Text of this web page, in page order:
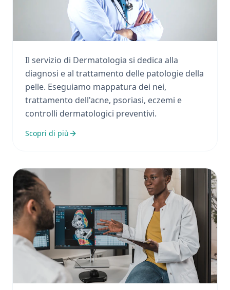
Dermatologia
Il servizio di Dermatologia si dedica alla
diagnosi e al trattamento delle patologie della
pelle. Eseguiamo mappatura dei nei,
trattamento dell'acne, psoriasi, eczemi e
controlli dermatologici preventivi.
Scopri di più
Medicina Interna